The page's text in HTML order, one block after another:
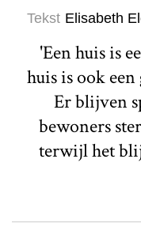
Tekst Elisabeth
'Een huis is
huis is ook
Er blijven
bewoners
terwijl het